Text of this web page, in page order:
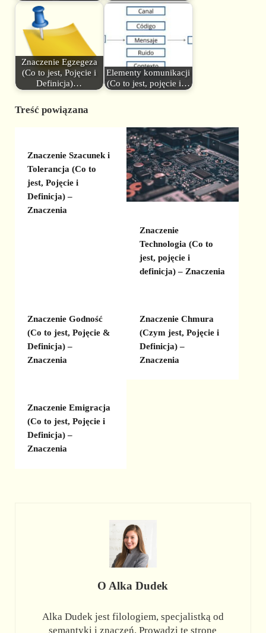
Znaczenie Egzegeza
(Co to jest, Pojęcie i
Definicja)…
Elementy komunikacji
(Co to jest, pojęcie i…
Treść powiązana
Znaczenie Szacunek i
Tolerancja (Co to
jest, Pojęcie i
Definicja) –
Znaczenia
Znaczenie
Technologia (Co to
jest, pojęcie i
definicja) – Znaczenia
Znaczenie Godność
(Co to jest, Pojęcie &
Definicja) –
Znaczenia
Znaczenie Chmura
(Czym jest, Pojęcie i
Definicja) –
Znaczenia
Znaczenie Emigracja
(Co to jest, Pojęcie i
Definicja) –
Znaczenia
O Alka Dudek
Alka Dudek jest filologiem, specjalistką od
semantyki i znaczeń. Prowadzi tę stronę